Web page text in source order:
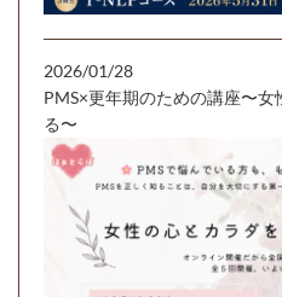
2026/01/28
PMS×更年期のための講座〜女
る〜